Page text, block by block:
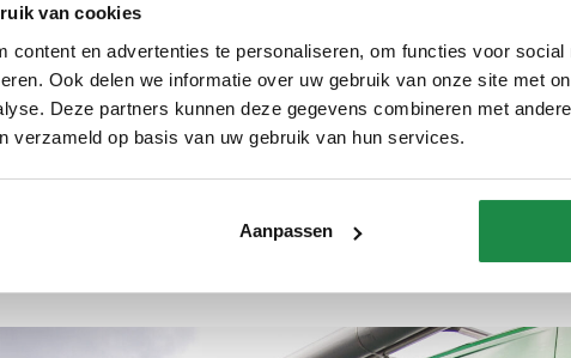
van cookies
content en advertenties te personaliseren, om functies voor social
Ook delen we informatie over uw gebruik van onze site met
Deze partners kunnen deze gegevens combineren met
verzameld op basis van uw gebruik van hun services.
Aanpassen
Expertise Kwaliteit